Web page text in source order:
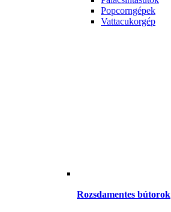
Popcorngépek
Vattacukorgép
Rozsdamentes bútorok